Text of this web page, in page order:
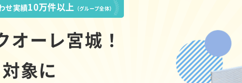
せ実績10万件以上 （グループ全体）
ーレ宮城！
象に